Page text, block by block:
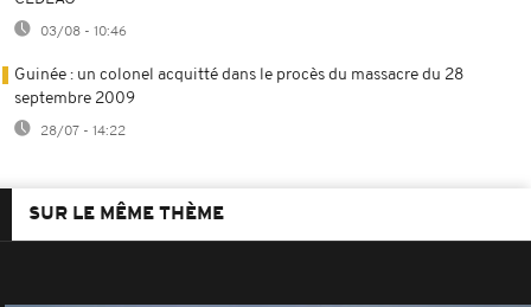
03/08 - 10:46
Guinée : un colonel acquitté dans le procès du massacre du 28
septembre 2009
28/07 - 14:22
SUR LE MÊME THÈME